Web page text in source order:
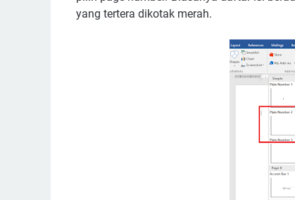
yang tertera dikotak merah.